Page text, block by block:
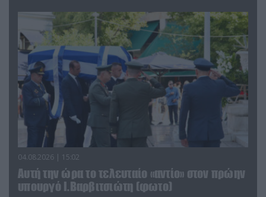
04.08.2026 | 15:02
Αυτή την ώρα το τελευταίο «αντίο» στον πρώην
υπουργό Ι.Βαρβιτσιώτη (φωτο)